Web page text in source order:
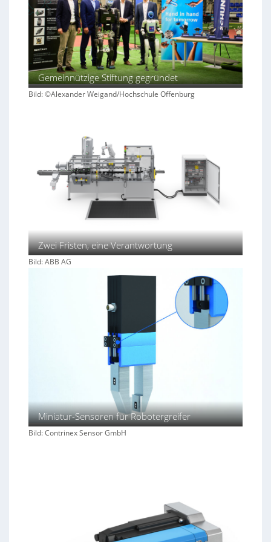
Gemeinnützige Stiftung gegründet
Bild: ©Alexander Weigand/Hochschule Offenburg
Zwei Fristen, eine Verantwortung
Bild: ABB AG
Miniatur-Sensoren für Robotergreifer
Bild: Contrinex Sensor GmbH